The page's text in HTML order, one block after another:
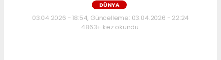
DÜNYA
03.04.2026 - 18:54, Güncelleme: 03.04.2026 - 22:24
4863+ kez okundu.